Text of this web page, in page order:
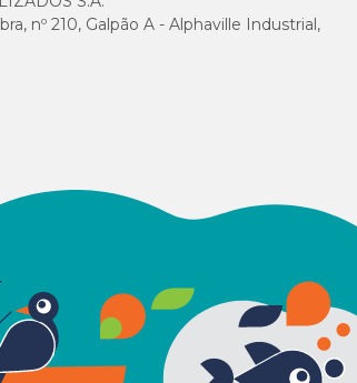
nº 210, Galpão A - Alphaville Industrial,